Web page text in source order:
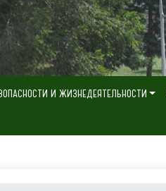
И ЖИЗНЕДЕЯТЕЛЬНОСТИ